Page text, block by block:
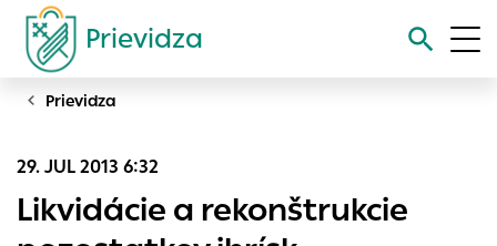
Prievidza
Vyhľadávanie
Prievidza
29. JUL 2013 6:32
Likvidácie a rekonštrukcie
Nastavenie cookies
Cookies sú malé súbory, do ktorých webové stránky môžu